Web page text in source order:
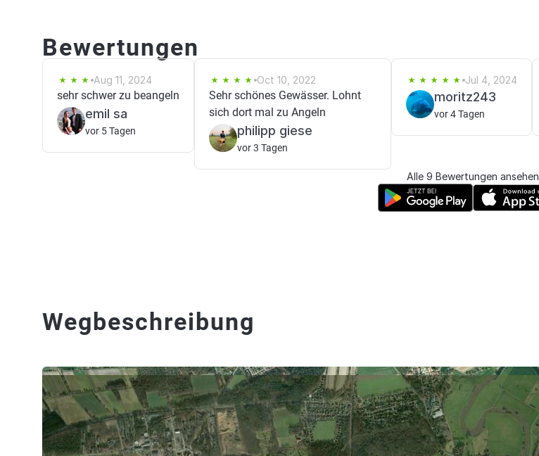
Bewertungen
Aug 11, 2024
sehr schwer zu beangeln
emil sa
vor 5 Tagen
Oct 10, 2022
Sehr schönes Gewässer. Lohnt
sich dort mal zu Angeln
philipp giese
vor 3 Tagen
Jul 4, 2024
moritz243
vor 4 Tagen
Alle 9 Bewertungen ansehen
Wegbeschreibung